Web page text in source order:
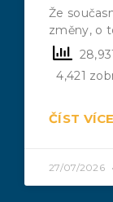
Že
změny, o
4,421
ČÍST
27/07/2026